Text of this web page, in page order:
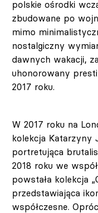
polskie ośrodki
zbudowane po
mimo
nostalgiczny
dawnych wakacji,
uhonorowany
2017 roku.
W 2017 roku na
kolekcja Katarzyny
portretująca
2018 roku we
powstała kolekcja
przedstawiająca
współczesne.